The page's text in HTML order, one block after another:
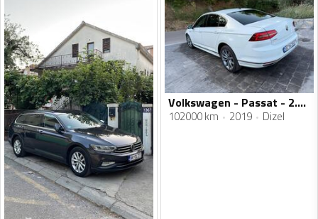
Volkswagen - Passat - 2.0 TDI 4 Motion R -line
102000 km 2019 Dizel